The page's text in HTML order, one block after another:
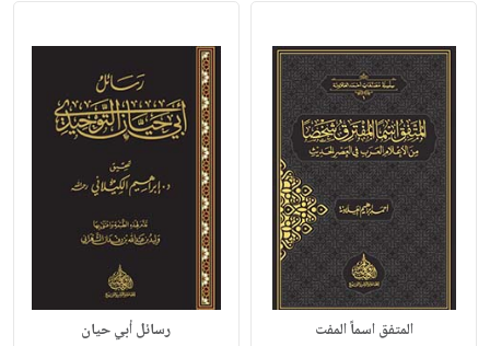
المتفق اسماً المفت رسائل أبي حيان